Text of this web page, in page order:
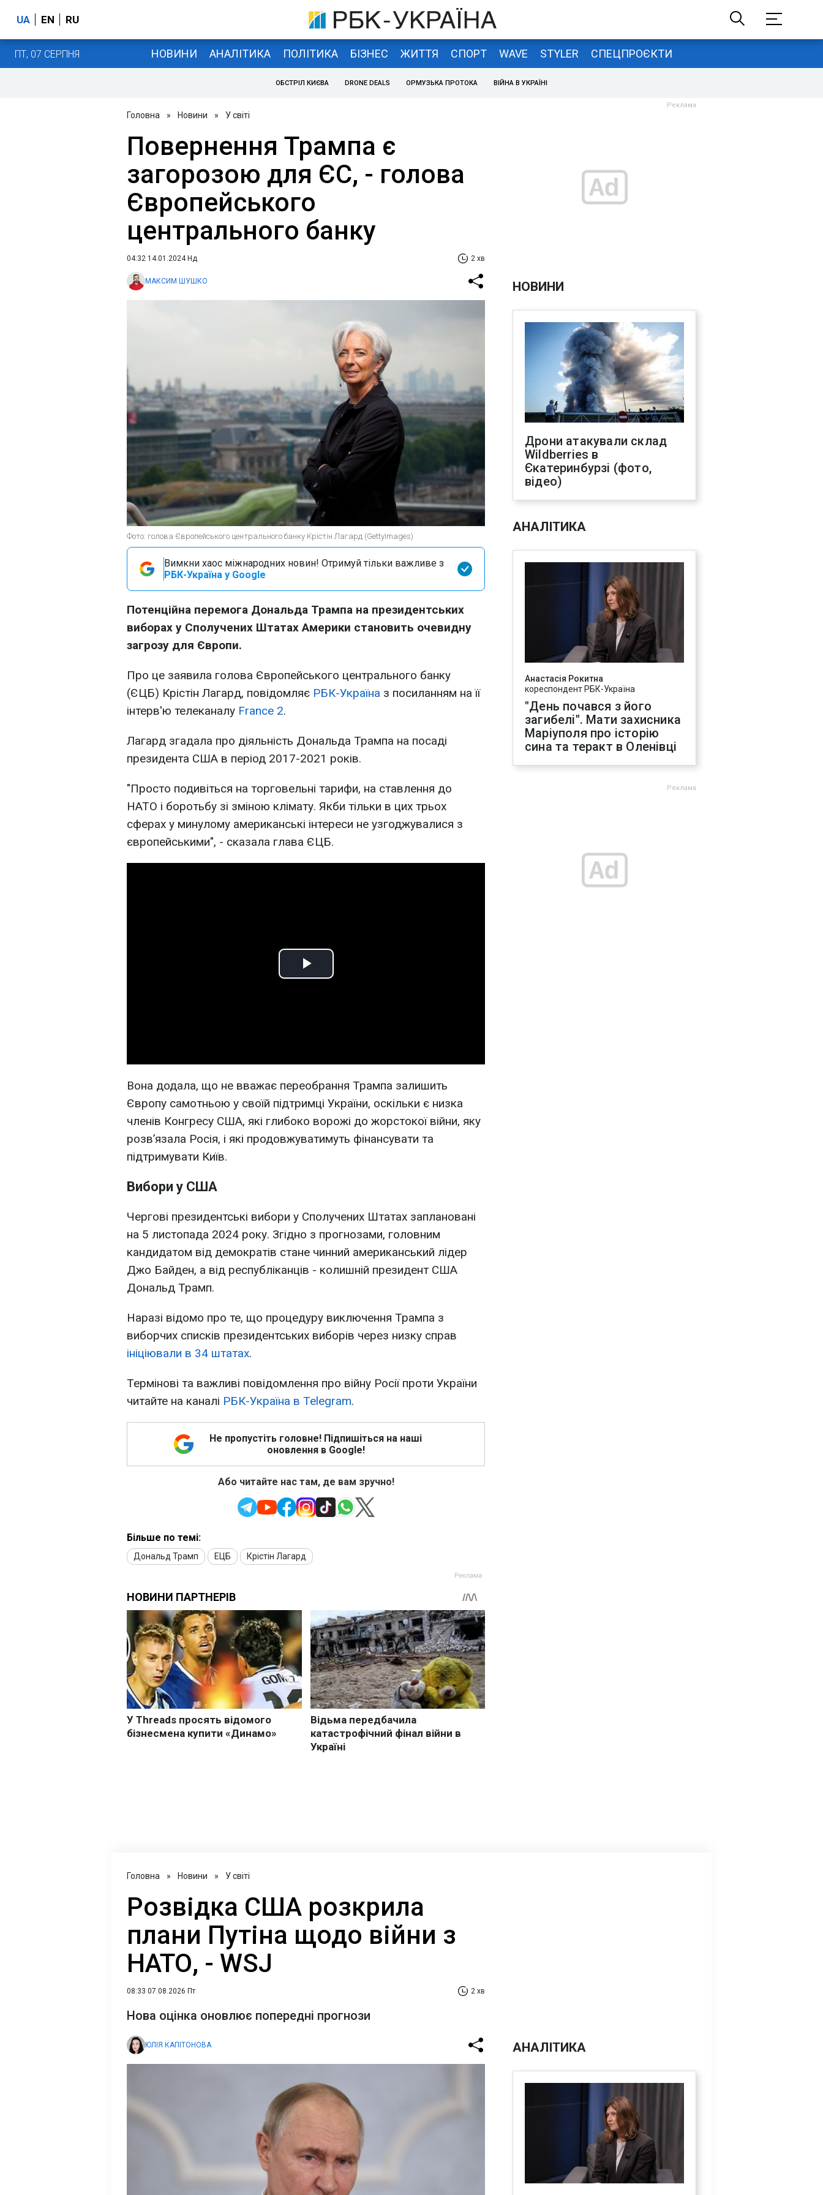
UA EN RU
ПТ, 07 СЕРПНЯ НОВИНИ АНАЛІТИКА ПОЛІТИКА БІЗНЕС ЖИТТЯ СПОРТ WAVE STYLER СПЕЦПРОЄКТИ
ОБСТРІЛ КИЄВА DRONE DEALS ОРМУЗЬКА ПРОТОКА ВІЙНА В УКРАЇНІ
Головна » Новини » У світі
Повернення Трампа є
загорозою для ЄС, - голова
Європейського
центрального банку
04:32 14.01.2024 Нд 2 хв
МАКСИМ ШУШКО
Фото: голова Європейського центрального банку Крістін Лагард (GettyImages)
Вимкни хаос міжнародних новин! Отримуй тільки важливе з
РБК-Україна у Google
Потенційна перемога Дональда Трампа на президентських
виборах у Сполучених Штатах Америки становить очевидну
загрозу для Європи.
Про це заявила голова Європейського центрального банку
(ЄЦБ) Крістін Лагард, повідомляє РБК-Україна з посиланням на її
інтерв'ю телеканалу France 2.
Лагард згадала про діяльність Дональда Трампа на посаді
президента США в період 2017-2021 років.
"Просто подивіться на торговельні тарифи, на ставлення до
НАТО і боротьбу зі зміною клімату. Якби тільки в цих трьох
сферах у минулому американські інтереси не узгоджувалися з
європейськими", - сказала глава ЄЦБ.
Play
Вона додала, що не вважає переобрання Трампа залишить
Європу самотньою у своїй підтримці України, оскільки є низка
членів Конгресу США, які глибоко ворожі до жорстокої війни, яку
розв’язала Росія, і які продовжуватимуть фінансувати та
підтримувати Київ.
Вибори у США
Чергові президентські вибори у Сполучених Штатах заплановані
на 5 листопада 2024 року. Згідно з прогнозами, головним
кандидатом від демократів стане чинний американський лідер
Джо Байден, а від республіканців - колишній президент США
Дональд Трамп.
Наразі відомо про те, що процедуру виключення Трампа з
виборчих списків президентських виборів через низку справ
ініціювали в 34 штатах.
Термінові та важливі повідомлення про війну Росії проти України
читайте на каналі РБК-Україна в Telegram.
Не пропустіть головне! Підпишіться на наші
оновлення в Google!
Або читайте нас там, де вам зручно!
Більше по темі:
Дональд Трамп ЕЦБ Крістін Лагард
НОВИНИ
Дрони атакували склад
Wildberries в
Єкатеринбурзі (фото,
відео)
АНАЛІТИКА
Анастасія Рокитна
кореспондент РБК-Україна
"День почався з його
загибелі". Мати захисника
Маріуполя про історію
сина та теракт в Оленівці
Головна » Новини » У світі
Розвідка США розкрила
плани Путіна щодо війни з
НАТО, - WSJ
08:33 07.08.2026 Пт 2 хв
Нова оцінка оновлює попередні прогнози
ЮЛІЯ КАПІТОНОВА АНАЛІТИКА